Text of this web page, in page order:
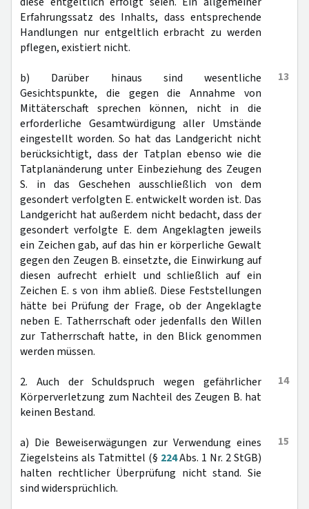
Erfahrungssatz des Inhalts, dass entsprechende
Handlungen nur entgeltlich erbracht zu werden
pflegen, existiert nicht.
13
b) Darüber hinaus sind wesentliche
Gesichtspunkte, die gegen die Annahme von
Mittäterschaft sprechen können, nicht in die
erforderliche Gesamtwürdigung aller Umstände
eingestellt worden. So hat das Landgericht nicht
berücksichtigt, dass der Tatplan ebenso wie die
Tatplanänderung unter Einbeziehung des Zeugen
S. in das Geschehen ausschließlich von dem
gesondert verfolgten E. entwickelt worden ist. Das
Landgericht hat außerdem nicht bedacht, dass der
gesondert verfolgte E. dem Angeklagten jeweils
ein Zeichen gab, auf das hin er körperliche Gewalt
gegen den Zeugen B. einsetzte, die Einwirkung auf
diesen aufrecht erhielt und schließlich auf ein
Zeichen E. s von ihm abließ. Diese Feststellungen
hätte bei Prüfung der Frage, ob der Angeklagte
neben E. Tatherrschaft oder jedenfalls den Willen
zur Tatherrschaft hatte, in den Blick genommen
werden müssen.
14
2. Auch der Schuldspruch wegen gefährlicher
Körperverletzung zum Nachteil des Zeugen B. hat
keinen Bestand.
15
a) Die Beweiserwägungen zur Verwendung eines
Ziegelsteins als Tatmittel (§ 224Abs. 1 Nr. 2 StGB)
halten rechtlicher Überprüfung nicht stand. Sie
sind widersprüchlich.